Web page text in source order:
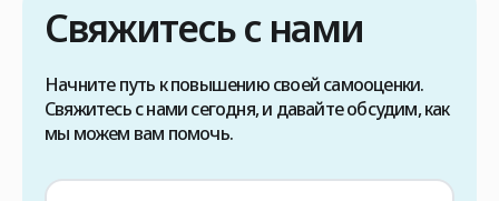
Свяжитесь с нами
Начните путь к повышению своей самооценки.
Свяжитесь с нами сегодня, и давайте обсудим, как
мы можем вам помочь.